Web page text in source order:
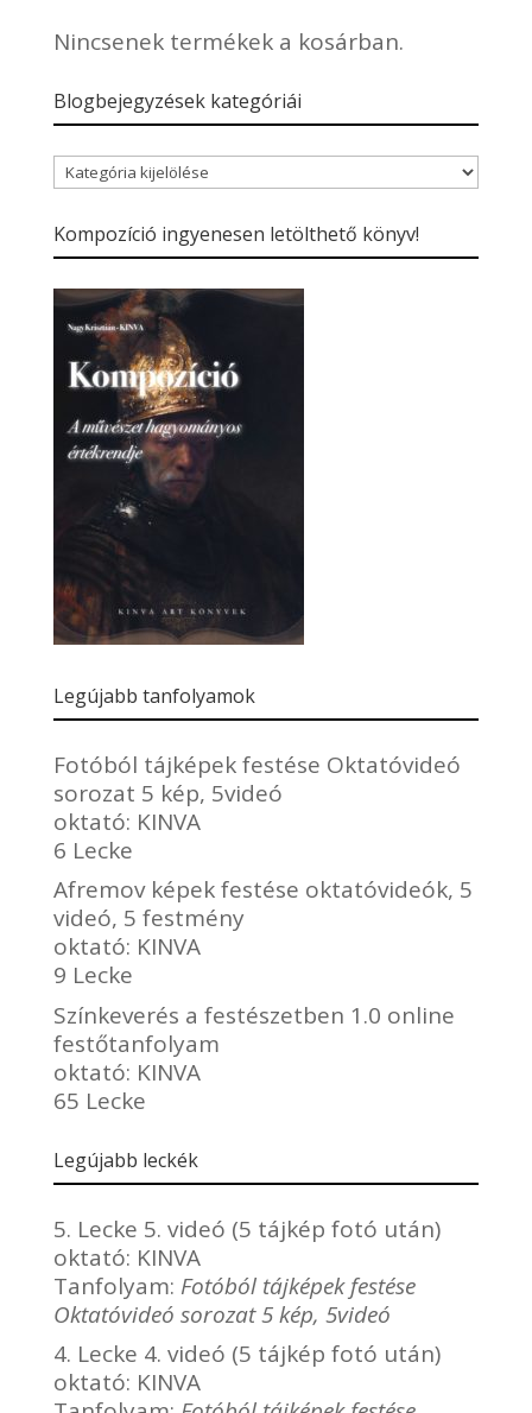
Nincsenek termékek a kosárban.
Blogbejegyzések kategóriái
Blogbejegyzések
kategóriái
Kompozíció ingyenesen letölthető könyv!
Legújabb tanfolyamok
Fotóból tájképek festése Oktatóvideó
sorozat 5 kép, 5videó
oktató: KINVA
6 Lecke
Afremov képek festése oktatóvideók, 5
videó, 5 festmény
oktató: KINVA
9 Lecke
Színkeverés a festészetben 1.0 online
festőtanfolyam
oktató: KINVA
65 Lecke
Legújabb leckék
5. Lecke 5. videó (5 tájkép fotó után)
oktató: KINVA
Tanfolyam: Fotóból tájképek festése
Oktatóvideó sorozat 5 kép, 5videó
4. Lecke 4. videó (5 tájkép fotó után)
oktató: KINVA